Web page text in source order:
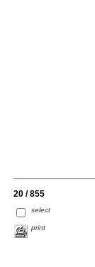
20 / 855
select
print